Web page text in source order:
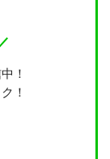
！
！